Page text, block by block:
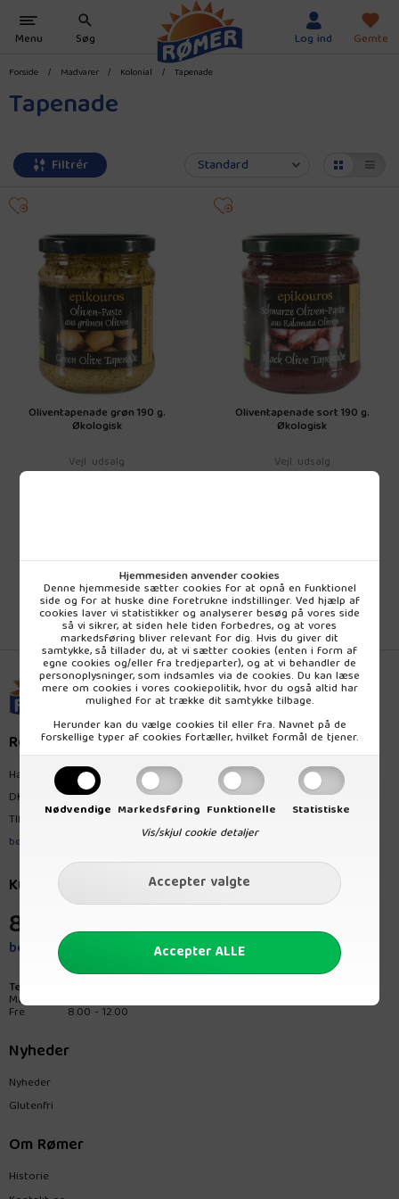
Hjemmesiden anvender cookies
Denne hjemmeside sætter cookies for at opnå en funktionel
side og for at huske dine foretrukne indstillinger. Ved hjælp af
cookies laver vi statistikker og analyserer besøg på vores side
så vi sikrer, at siden hele tiden forbedres, og at vores
markedsføring bliver relevant for dig. Hvis du giver dit
samtykke, så tillader du, at vi sætter cookies (enten i form af
egne cookies og/eller fra tredjeparter), og at vi behandler de
personoplysninger, som indsamles via de cookies. Du kan læse
mere om cookies i vores cookiepolitik, hvor du også altid har
mulighed for at trække dit samtykke tilbage.
Herunder kan du vælge cookies til eller fra. Navnet på de
forskellige typer af cookies fortæller, hvilket formål de tjener.
Nødvendige Markedsføring Funktionelle
Statistiske
Vis/skjul cookie detaljer
Forside / Madvarer / Kolonial / Tapenade
Tapenade
Filtrér
Oliventapenade grøn 190 g.
Økologisk
Vejl. udsalg
49,95 DKK
Oliventapenade sort 190 g.
Økologisk
Vejl. udsalg
49,95 DKK
Rømer Naturprodukt
Hagemannsvej 28
DK-8600 Silkeborg
Tlf.
8680 3767
bestilling@romerprodukt.dk
Kundeservice
8680 3767
bestilling@romerprodukt.dk
Telefontider:
Man-tors
Fre 8.00 - 12.00
Nyheder
Nyheder
Glutenfri
Om Rømer
Historie